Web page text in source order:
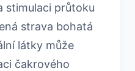
stimulaci průtoku
strava bohatá
látky může
čakrového